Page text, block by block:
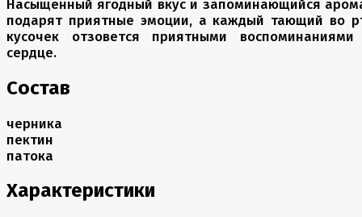
Насыщенный ягодный вкус и запоминающийся
подарят приятные эмоции, а каждый тающий во
кусочек отзовется приятными
сердце.
Состав
черника
пектин
патока
Характеристики